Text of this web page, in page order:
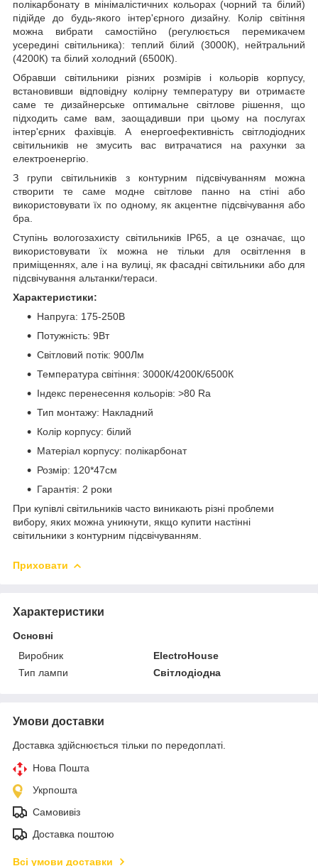
полікарбонату в мінімалістичних кольорах (чорний та білий)
підійде до будь-якого інтер'єрного дизайну. Колір світіння
можна вибрати самостійно (регулюється перемикачем
усередині світильника): теплий білий (3000К), нейтральний
(4200К) та білий холодний (6500К).
Обравши світильники різних розмірів і кольорів корпусу,
встановивши відповідну колірну температуру ви отримаєте
саме те дизайнерське оптимальне світлове рішення, що
підходить саме вам, заощадивши при цьому на послугах
інтер'єрних фахівців. А енергоефективність світлодіодних
світильників не змусить вас витрачатися на рахунки за
електроенергію.
З групи світильників з контурним підсвічуванням можна
створити те саме модне світлове панно на стіні або
використовувати їх по одному, як акцентне підсвічування або
бра.
Ступінь вологозахисту світильників IP65, а це означає, що
використовувати їх можна не тільки для освітлення в
приміщеннях, але і на вулиці, як фасадні світильники або для
підсвічування альтанки/тераси.
Характеристики:
Напруга: 175-250В
Потужність: 9Вт
Світловий потік: 900Лм
Температура світіння: 3000К/4200К/6500К
Індекс перенесення кольорів: >80 Ra
Тип монтажу: Накладний
Колір корпусу: білий
Матеріал корпусу: полікарбонат
Розмір: 120*47см
Гарантія: 2 роки
При купівлі світильників часто виникають різні проблеми
вибору, яких можна уникнути, якщо купити настінні
світильники з контурним підсвічуванням.
Приховати
Характеристики
Основні
Виробник
ElectroHouse
Тип лампи
Світлодіодна
Умови доставки
Доставка здійснюється тільки по передоплаті.
Нова Пошта
Укрпошта
Самовивіз
Доставка поштою
Всі умови доставки